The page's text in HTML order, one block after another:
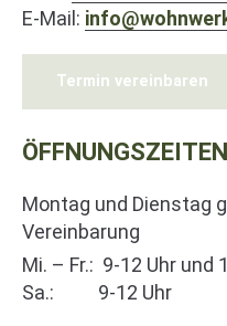
E-Mail:
Termin vereinbaren
Montag und Dienstag
Vereinbarung
Mi. – Fr.: 9-12 Uhr und
Sa.: 9-12 Uhr